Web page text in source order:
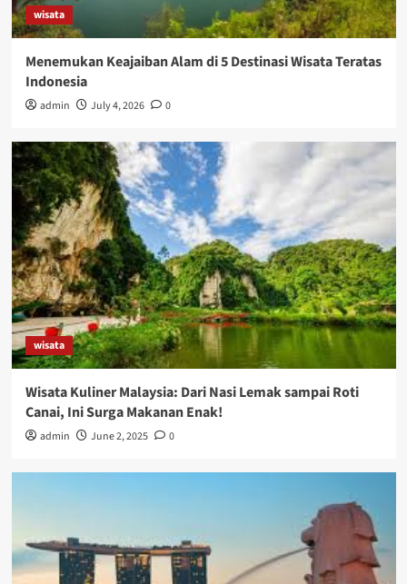
wisata
Menemukan Keajaiban Alam di 5 Destinasi Wisata Teratas
Indonesia
admin July 4, 2026 0
wisata
Wisata Kuliner Malaysia: Dari Nasi Lemak sampai Roti
Canai, Ini Surga Makanan Enak!
admin June 2, 2025 0